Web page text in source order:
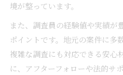
境が整っています。
また、調査員の経験値や実績が
ポイントです。地元の案件に多
複雑な調査にも対応できる安心
に、アフターフォローや法的サ